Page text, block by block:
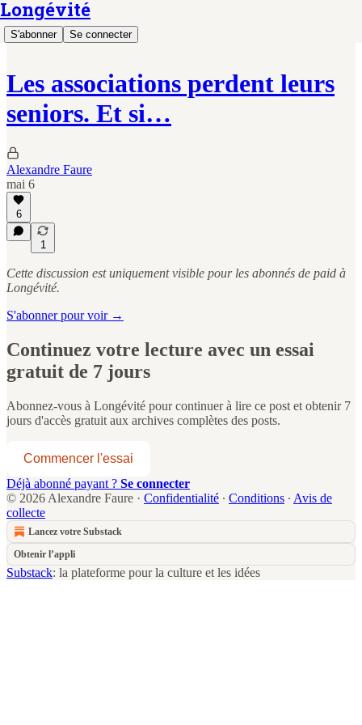
Longévité
S'abonner Se connecter
Les associations perdent leurs
seniors. Et si…
Alexandre Faure
mai 6
6
1
Cette discussion est uniquement visible pour les abonnés de paid à
Longévité.
S'abonner pour voir →
Continuez votre lecture avec un essai
gratuit de 7 jours
Abonnez-vous à Longévité pour continuer à lire ce post et obtenir 7
jours d'accès gratuit aux archives complètes des posts.
Commencer l'essai
Déjà abonné payant ? Se connecter
© 2026 Alexandre Faure · Confidentialité ∙ Conditions ∙ Avis de
collecte
Lancez votre Substack
Obtenir l’appli
Substack: la plateforme pour la culture et les idées